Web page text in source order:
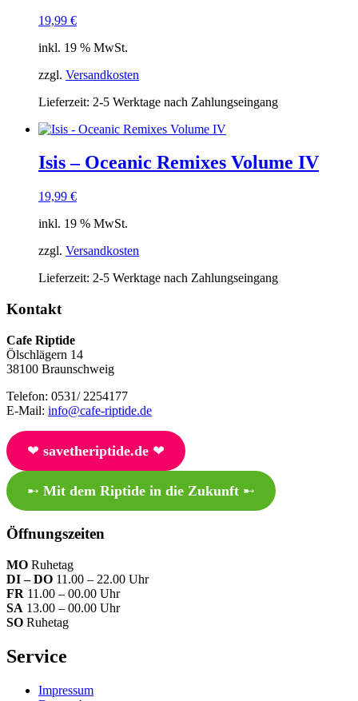
19,99 €
inkl. 19 % MwSt.
zzgl. Versandkosten
Lieferzeit: 2-5 Werktage nach Zahlungseingang
Isis – Oceanic Remixes Volume IV
19,99 €
inkl. 19 % MwSt.
zzgl. Versandkosten
Lieferzeit: 2-5 Werktage nach Zahlungseingang
Kontakt
Cafe Riptide
Ölschlägern 14
38100 Braunschweig
Telefon: 0531/ 2254177
E-Mail: info@cafe-riptide.de
❤︎ savetheriptide.de❤︎
➸ Mit dem Riptide in die Zukunft➸
Öffnungszeiten
MO Ruhetag
DI – DO 11.00 – 22.00 Uhr
FR 11.00 – 00.00 Uhr
SA 13.00 – 00.00 Uhr
SO Ruhetag
Service
Impressum